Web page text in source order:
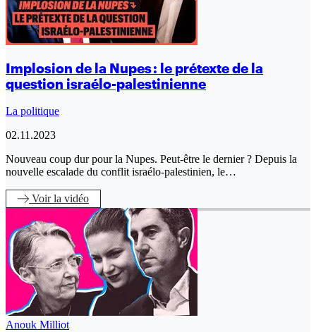
Implosion de la Nupes : le prétexte de la
question israélo-palestinienne
La politique
02.11.2023
Nouveau coup dur pour la Nupes. Peut-être le dernier ? Depuis la
nouvelle escalade du conflit israélo-palestinien, le…
Voirla vidéo
Anouk Milliot